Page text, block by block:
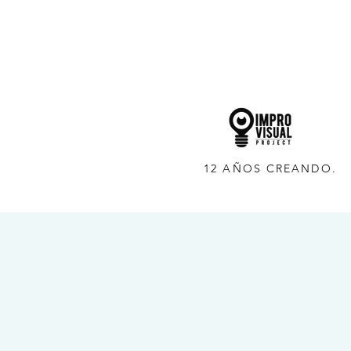
12 AÑOS CREANDO.